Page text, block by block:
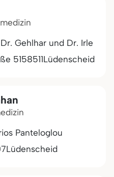
Gehlhar und Dr. Irle
5158511Lüdenscheid
Panteloglou
Lüdenscheid